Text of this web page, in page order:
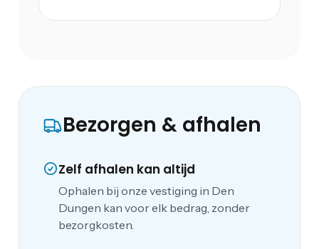
Bezorgen & afhalen
Zelf afhalen kan altijd
Ophalen bij onze vestiging in Den
Dungen kan voor elk bedrag, zonder
bezorgkosten.